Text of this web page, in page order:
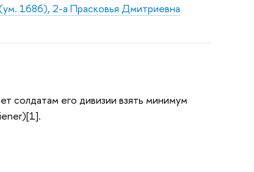
1686), 2-а Прасковья Дмитриевна
солдатам его дивизии взять минимум